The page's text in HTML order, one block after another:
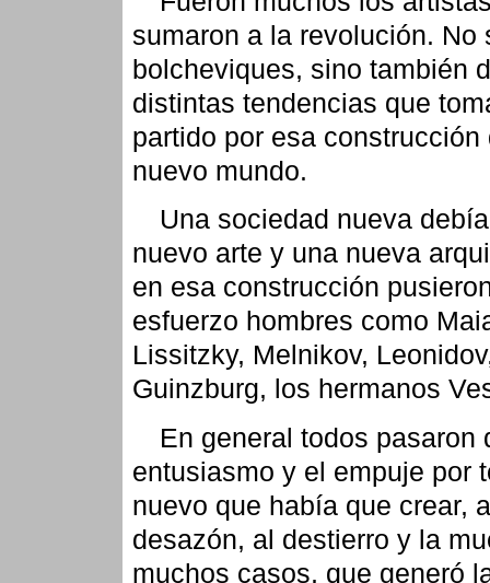
sumaron a la revolución. No
bolcheviques, sino también
distintas tendencias que
partido por esa construcción
nuevo mundo.
Una sociedad nueva
nuevo arte y una nueva
en esa construcción
esfuerzo hombres como
Lissitzky, Melnikov,
Guinzburg, los hermanos
En general todos pasaron
entusiasmo y el empuje por
nuevo que había que crear,
desazón, al destierro y la
muchos casos, que generó